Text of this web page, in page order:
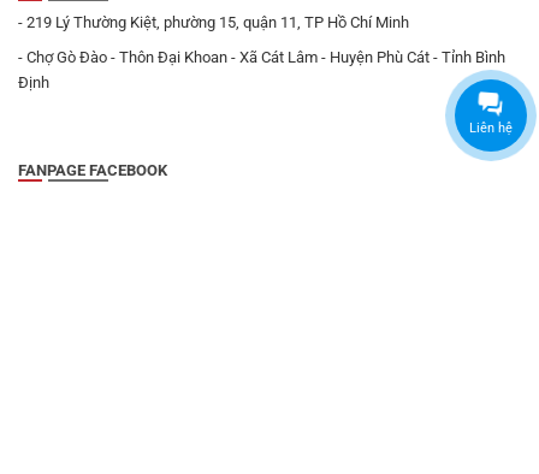
- 219 Lý Thường Kiệt, phường 15, quận 11, TP Hồ Chí Minh
- Chợ Gò Đào - Thôn Đại Khoan - Xã Cát Lâm - Huyện Phù Cát - Tỉnh Bình
Định
FANPAGE FACEBOOK
Liên hệ